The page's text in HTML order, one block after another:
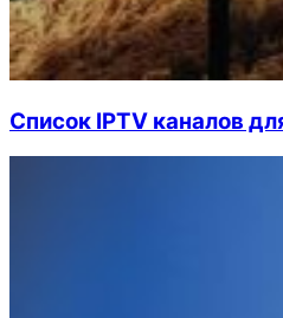
Список IPTV каналов